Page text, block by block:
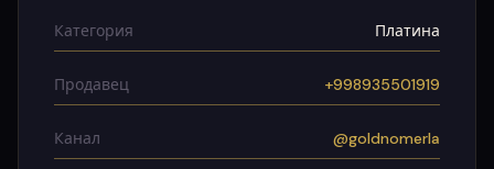
Категория Платина
Продавец +998935501919
Канал @goldnomerla